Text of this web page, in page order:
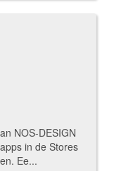
NOS-DESIGN
in de Stores
Ee...